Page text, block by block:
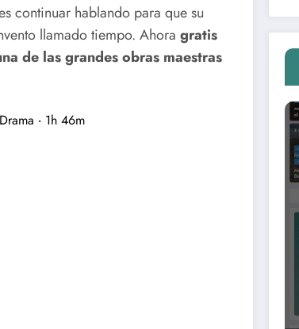
continuar hablando para que su
llamado tiempo. Ahoragratis
de las grandes obras maestras